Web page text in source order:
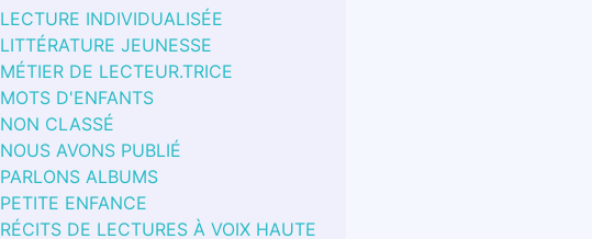
LECTURE INDIVIDUALISÉE
LITTÉRATURE JEUNESSE
MÉTIER DE LECTEUR.TRICE
MOTS D'ENFANTS
NON CLASSÉ
NOUS AVONS PUBLIÉ
PARLONS ALBUMS
PETITE ENFANCE
RÉCITS DE LECTURES À VOIX HAUTE